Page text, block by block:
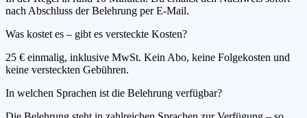
nach Abschluss der Belehrung per E-Mail.
Was kostet es – gibt es versteckte Kosten?
25 € einmalig, inklusive MwSt. Kein Abo, keine Folgekosten und
keine versteckten Gebühren.
In welchen Sprachen ist die Belehrung verfügbar?